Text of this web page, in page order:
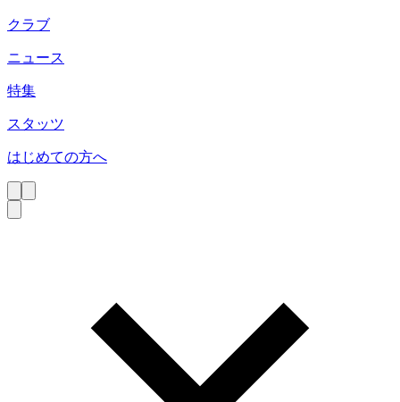
クラブ
ニュース
特集
スタッツ
はじめての方へ